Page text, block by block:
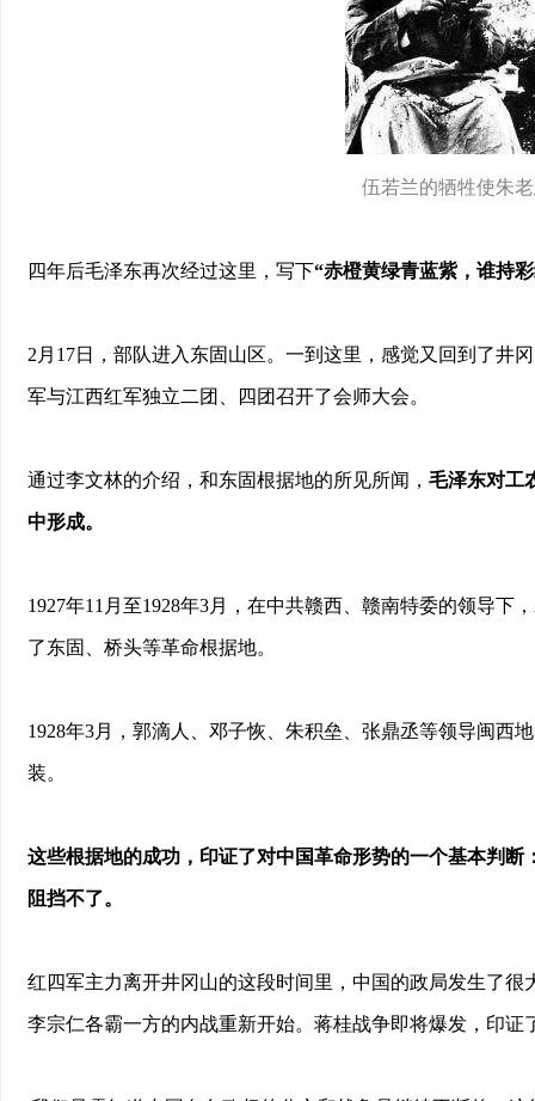
伍若兰的牺牲使朱
四年后毛泽东再次经过这里，写下“赤橙黄绿青蓝紫，谁持
2月17日，部队进入东固山区。一到这里，感觉又回到了井
军与江西红军独立二团、四团召开了会师大会。
通过李文林的介绍，和东固根据地的所见所闻， 毛泽东对工
中形成。
1927年11月至1928年3月，在中共赣西、赣南特委的领导
了东固、桥头等革命根据地。
1928年3月，郭滴人、邓子恢、朱积垒、张鼎丞等领导闽西
装。
这些根据地的成功，印证了对中国革命形势的一个基本判
阻挡不了。
红四军主力离开井冈山的这段时间里，中国的政局发生了
李宗仁各霸一方的内战重新开始。蒋桂战争即将爆发，印证